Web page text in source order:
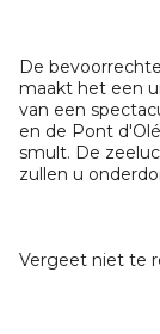
De
maakt het een
van een
en de Pont
smult. De
zullen u
Vergeet niet te